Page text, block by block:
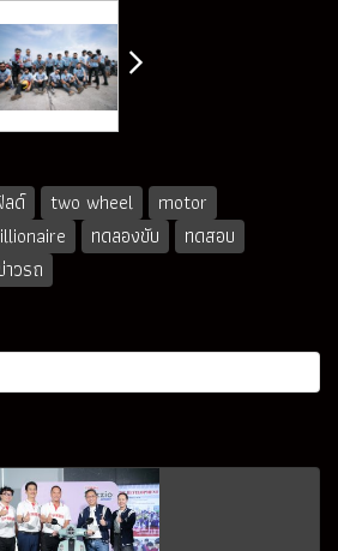
ลด์ two wheel
motor
ทดลองขับ
ทดสอบ
าวรถ